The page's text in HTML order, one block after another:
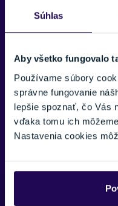
Súhlas
Aby všetko fungovalo
Používame súbory
správne fungovanie
lepšie spoznať, čo Vás
vďaka tomu ich
Nastavenia cookies
Ochrana proti
Množstvo tmelu
35 ml
Hmotnosť
285 g